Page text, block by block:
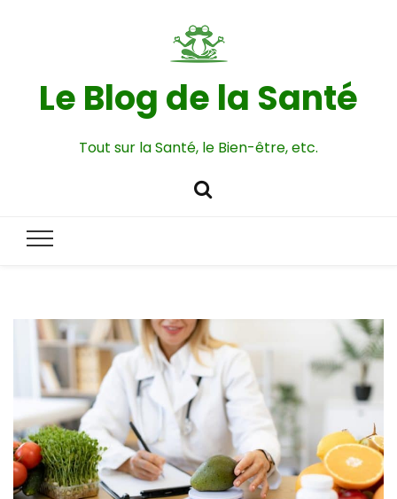
Le Blog de la Santé
Tout sur la Santé, le Bien-être, etc.